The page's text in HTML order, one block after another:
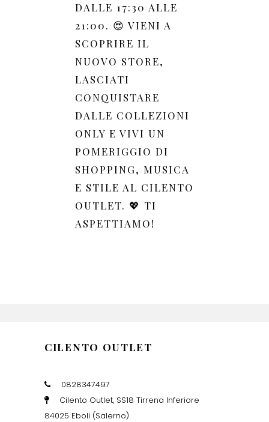
DALLE 17:30 ALLE
21:00. 😍 VIENI A
SCOPRIRE IL
NUOVO STORE,
LASCIATI
CONQUISTARE
DALLE COLLEZIONI
ONLY E VIVI UN
POMERIGGIO DI
SHOPPING, MUSICA
E STILE AL CILENTO
OUTLET. 💖 TI
ASPETTIAMO!
CILENTO OUTLET
0828347497
Cilento Outlet, SS18 Tirrena Inferiore
84025 Eboli (Salerno)